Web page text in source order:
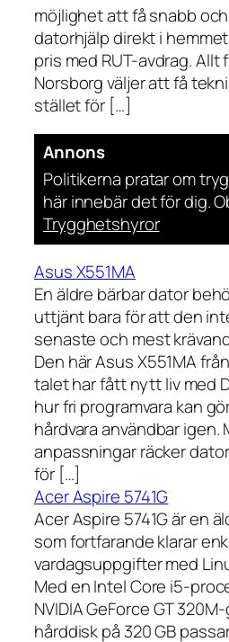
möjlighet att få snabb
datorhjälp direkt i
pris med RUT-avdrag. Allt
Norsborg väljer att få
stället för […]
Annons
Politikerna pratar om
här innebär det för dig.
Trygghetshyror
Asus X551MA
En äldre bärbar dator
uttjänt bara för att den
senaste och mest
Den här Asus X551MA
talet har fått nytt liv med
hur fri programvara kan
hårdvara användbar igen.
anpassningar räcker
för […]
Acer Aspire 5741G
Acer Aspire 5741G är en
som fortfarande klarar
vardagsuppgifter med
Med en Intel Core i5-
NVIDIA GeForce GT
hårddisk på 320 GB